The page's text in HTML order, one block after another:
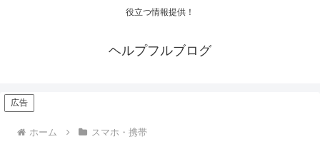
役立つ情報提供！
ヘルプフルブログ
広告
ホーム スマホ・携帯